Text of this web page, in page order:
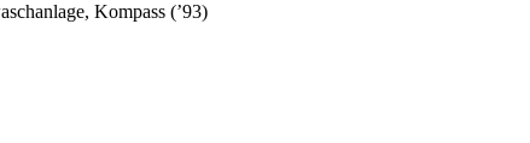
Kompass (’93)